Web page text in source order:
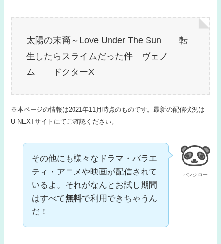
太陽の末裔～Love Under The Sun 転
生したらスライムだった件 ヴェノ
ム ドクターX
※本ページの情報は2021年11月時点のものです。最新の配信状況は
U-NEXTサイトにてご確認ください。
パンクロー
その他にも様々なドラマ・バラエ
ティ・アニメや映画が配信されて
いるよ。それがなんとお試し期間
はすべて無料で利用できちゃうん
だ！